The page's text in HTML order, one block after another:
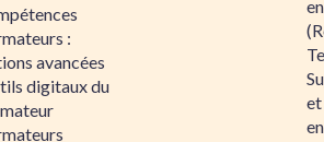
:
avancées
digitaux du
et